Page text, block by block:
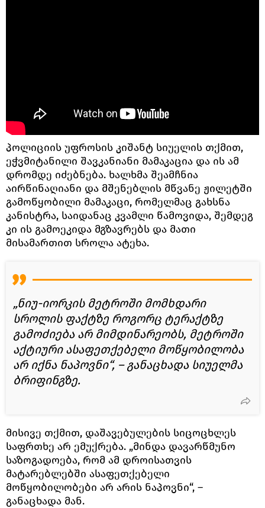
პოლიციის უფროსის კიშანტ სიუელის თქმით,
ეჭვმიტანილი შავკანიანი მამაკაცია და ის ამ
დრომდე იძებნება. ხალხმა შეამჩნია
აირწინაღიანი და მშენებლის მწვანე ჟილეტში
გამოწყობილი მამაკაცი, რომელმაც გახსნა
კანისტრა, საიდანაც კვამლი წამოვიდა, შემდეგ
კი ის გამოეკიდა მგზავრებს და მათი
მისამართით სროლა ატეხა.
„ნიუ-იორკის მეტროში მომხდარი
სროლის ფაქტზე როგორც ტერაქტზე
გამოძიება არ მიმდინარეობს, მეტროში
აქტიური ასაფეთქებელი მოწყობილობა
არ იქნა ნაპოვნი“, – განაცხადა სიუელმა
ბრიფინგზე.
მისივე თქმით, დაშავებულების სიცოცხლეს
საფრთხე არ ემუქრება. „მინდა დავარწმუნო
საზოგადოება, რომ ამ დროისათვის
მატარებლებში ასაფეთქებელი
მოწყობილობები არ არის ნაპოვნი“, –
განაცხადა მან.